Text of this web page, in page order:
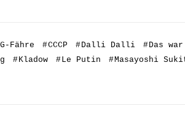
Fähre #CCCP #Dalli Dalli #Das
#Kladow #Le Putin #Masayoshi